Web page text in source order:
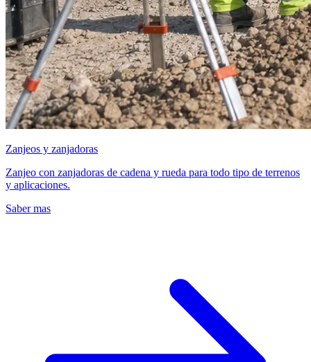
Zanjeos y zanjadoras
Zanjeo con zanjadoras de cadena y rueda para todo tipo de terrenos
y aplicaciones.
Saber mas